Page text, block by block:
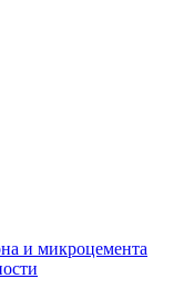
и микроцемента